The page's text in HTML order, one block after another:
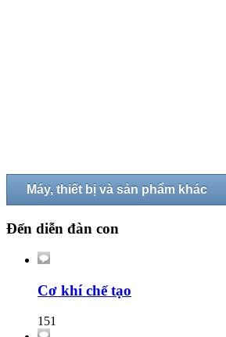
Máy, thiết bị và sản phẩm khác
Đến diễn đàn con
Cơ khí chế tạo
151